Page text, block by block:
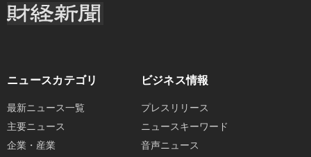
ニュースカテゴリ
最新ニュース一覧
主要ニュース
企業・産業
ビジネス情報
プレスリリース
ニュースキーワード
音声ニュース